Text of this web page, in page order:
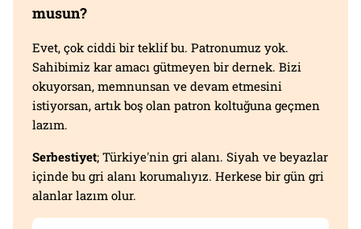
musun?
Evet, çok ciddi bir teklif bu. Patronumuz yok.
Sahibimiz kar amacı gütmeyen bir dernek. Bizi
okuyorsan, memnunsan ve devam etmesini
istiyorsan, artık boş olan patron koltuğuna geçmen
lazım.
Serbestiyet; Türkiye'nin gri alanı. Siyah ve beyazlar
içinde bu gri alanı korumalıyız. Herkese bir gün gri
alanlar lazım olur.